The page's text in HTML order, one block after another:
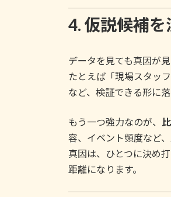
4. 仮説候補
データを見ても真因が
たとえば「現場スタッ
など、検証できる形に
もう一つ強力なのが、
容、イベント頻度など
真因は、ひとつに決め
距離になります。